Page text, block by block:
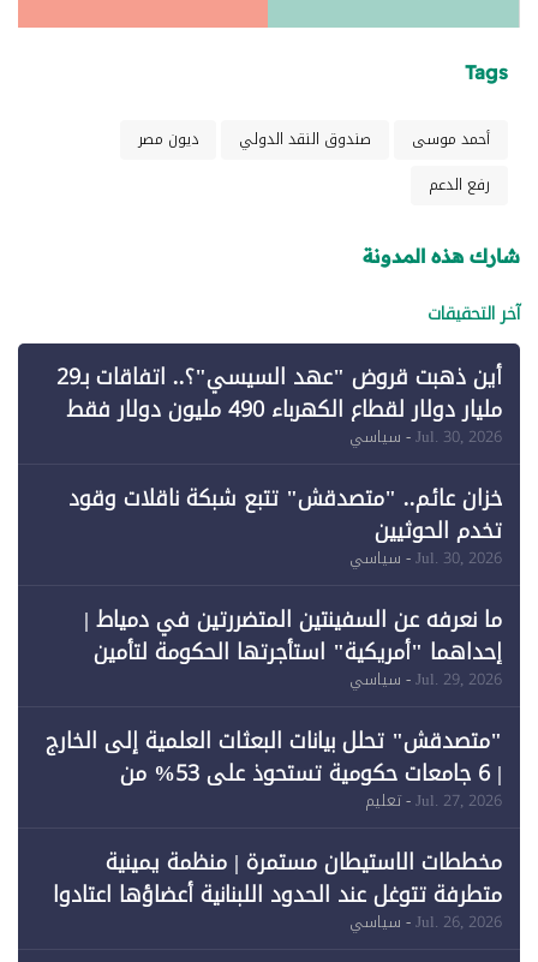
Tags
أحمد موسى صندوق النقد الدولي
ديون مصر
رفع الدعم
شارك هذه المدونة
آخر التحقيقات
أين ذهبت قروض "عهد السيسي"؟.. اتفاقات بـ29
مليار دولار لقطاع الكهرباء 490 مليون دولار فقط
لـ"الطاقة المتجددة" (1)
Jul. 30, 2026- سياسي
خزان عائم.. "متصدقش" تتبع شبكة ناقلات وقود
تخدم الحوثيين
Jul. 30, 2026- سياسي
ما نعرفه عن السفينتين المتضررتين في دمياط |
إحداهما "أمريكية" استأجرتها الحكومة لتأمين
احتياجات الطاقة
Jul. 29, 2026- سياسي
"متصدقش" تحلل بيانات البعثات العلمية إلى الخارج
| 6 جامعات حكومية تستحوذ على 53% من
Jul. 27, 2026- تعليم
مخططات الاستيطان مستمرة | منظمة يمينية
متطرفة تتوغل عند الحدود اللبنانية أعضاؤها اعتادوا
خرق الحدود
Jul. 26, 2026- سياسي